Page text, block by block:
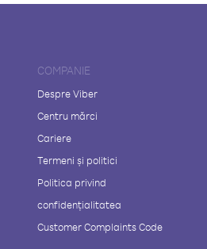
COMPANIE
Despre Viber
Centru mărci
Cariere
Termeni și politici
Politica privind
confidențialitatea
Customer Complaints Code